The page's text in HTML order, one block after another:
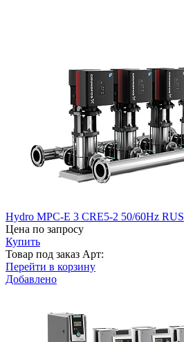
Hydro MPC-E 3 CRE5-2 50/60Hz RUS
Цена по запросу
Купить
Товар под заказ Арт:
Перейти в корзину
Добавлено